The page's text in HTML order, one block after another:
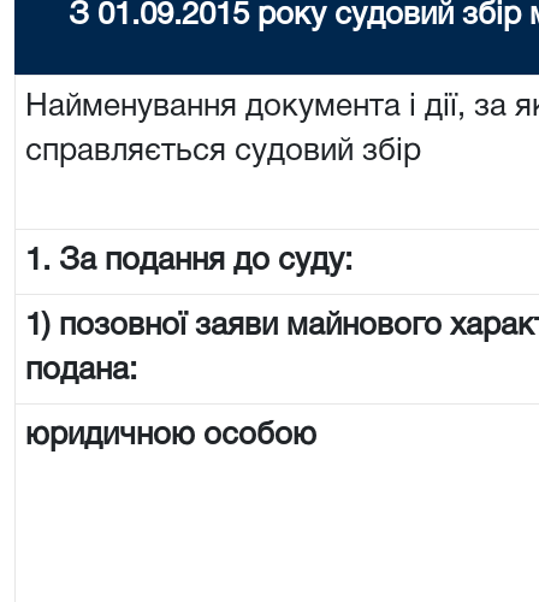
З 01.09.2015 року судовий
Найменування документа і дії, за
справляється судовий збір
1. За подання до суду:
1) позовної заяви майнового
подана:
юридичною особою